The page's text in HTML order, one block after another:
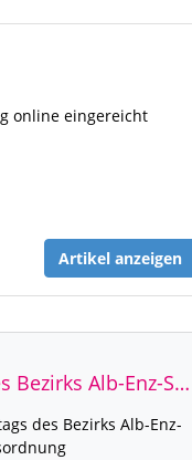
online eingereicht
Artikel anzeigen
Einberufung Bezirkstag des Bezirks Alb-Enz-Saal
des Bezirks Alb-Enz-